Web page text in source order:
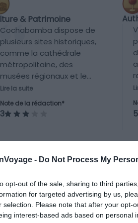
- Do Not Process My
opt-out of the sale, sharing to third
for targeted advertising by us,
selection. Please note that after your opt-
interest-based ads based on personal
& Patrimoine
Cochabamba dispose de
plusieurs sites historiques,
comme la cathédrale
métropolitaine, des
musées régionaux et le
Cristo de la Concordia,
mais son offre culturelle
reste modérée comparée
Lire la suite
Note de la rédaction*
3 5